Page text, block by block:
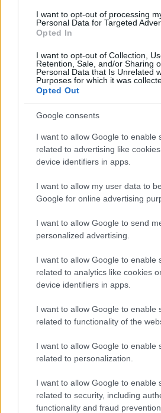
I want to opt-out of processing
Personal Data for Targeted
Opted In
I want to opt-out of Collection,
Retention, Sale, and/or Sharing
Personal Data that Is Unrelated
Purposes for which it was
Opted Out
Google consents
I want to allow Google to enable
related to advertising like
device identifiers in apps.
I want to allow my user data to
Google for online advertising
I want to allow Google to send
personalized advertising.
I want to allow Google to enable
related to analytics like cookies
device identifiers in apps.
I want to allow Google to enable
related to functionality of the
I want to allow Google to enable
related to personalization.
I want to allow Google to enable
related to security, including
functionality and fraud
Solīja lētāku
dīzeļdegvielu, bet
cerētais izpalika: tagad
atklājies, kas patiesībā
notika ar cenām
Ārsti
Atcelt